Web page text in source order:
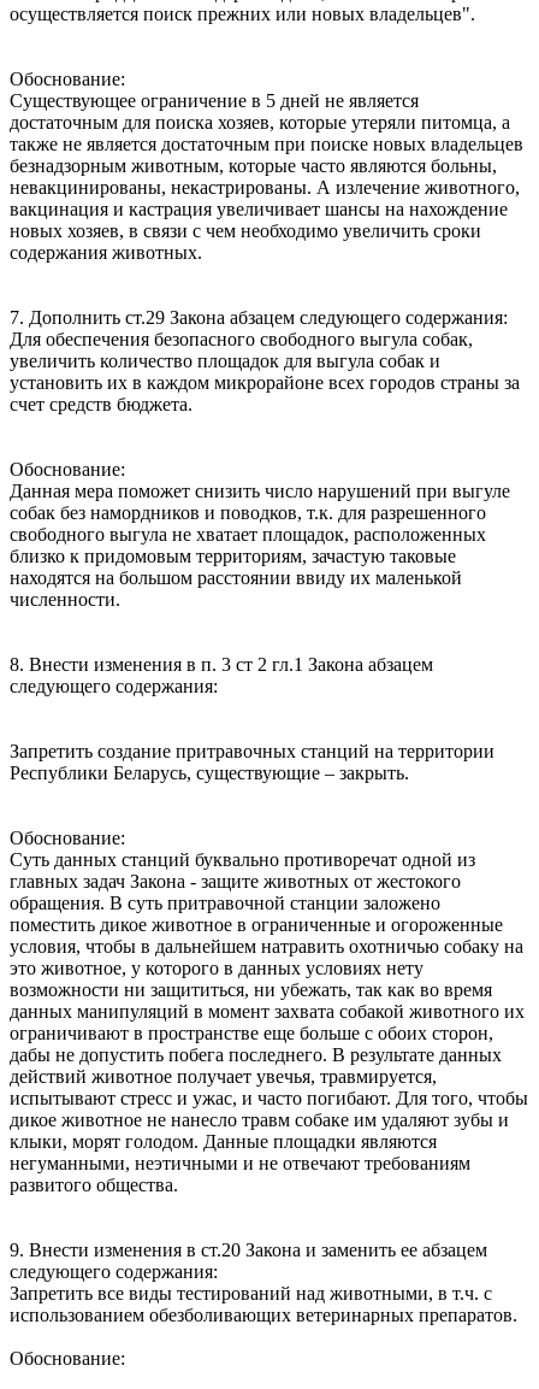
осуществляется поиск прежних или новых владельцев".
Обоснование:
Существующее ограничение в 5 дней не является
достаточным для поиска хозяев, которые утеряли питомца, а
также не является достаточным при поиске новых владельцев
безнадзорным животным, которые часто являются больны,
невакцинированы, некастрированы. А излечение животного,
вакцинация и кастрация увеличивает шансы на нахождение
новых хозяев, в связи с чем необходимо увеличить сроки
содержания животных.
7. Дополнить ст.29 Закона абзацем следующего содержания:
Для обеспечения безопасного свободного выгула собак,
увеличить количество площадок для выгула собак и
установить их в каждом микрорайоне всех городов страны за
счет средств бюджета.
Обоснование:
Данная мера поможет снизить число нарушений при выгуле
собак без намордников и поводков, т.к. для разрешенного
свободного выгула не хватает площадок, расположенных
близко к придомовым территориям, зачастую таковые
находятся на большом расстоянии ввиду их маленькой
численности.
8. Внести изменения в п. 3 ст 2 гл.1 Закона абзацем
следующего содержания:
Запретить создание притравочных станций на территории
Республики Беларусь, существующие – закрыть.
Обоснование:
Суть данных станций буквально противоречат одной из
главных задач Закона - защите животных от жестокого
обращения. В суть притравочной станции заложено
поместить дикое животное в ограниченные и огороженные
условия, чтобы в дальнейшем натравить охотничью собаку на
это животное, у которого в данных условиях нету
возможности ни защититься, ни убежать, так как во время
данных манипуляций в момент захвата собакой животного их
ограничивают в пространстве еще больше с обоих сторон,
дабы не допустить побега последнего. В результате данных
действий животное получает увечья, травмируется,
испытывают стресс и ужас, и часто погибают. Для того, чтобы
дикое животное не нанесло травм собаке им удаляют зубы и
клыки, морят голодом. Данные площадки являются
негуманными, неэтичными и не отвечают требованиям
развитого общества.
9. Внести изменения в ст.20 Закона и заменить ее абзацем
следующего содержания:
Запретить все виды тестирований над животными, в т.ч. с
использованием обезболивающих ветеринарных препаратов.
Обоснование: